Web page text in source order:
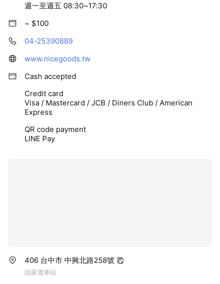
週一至週五 08:30~17:30
~ $100
04-25390889
www.nicegoods.tw
Cash accepted
Credit card
Visa / Mastercard / JCB / Diners Club / American
Express
QR code payment
LINE Pay
406 台中市 中興北路258號
頭家厝車站